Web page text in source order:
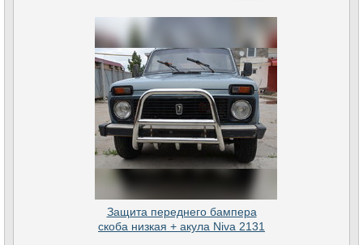
Защита переднего бампера
скоба низкая + акула Niva 2131